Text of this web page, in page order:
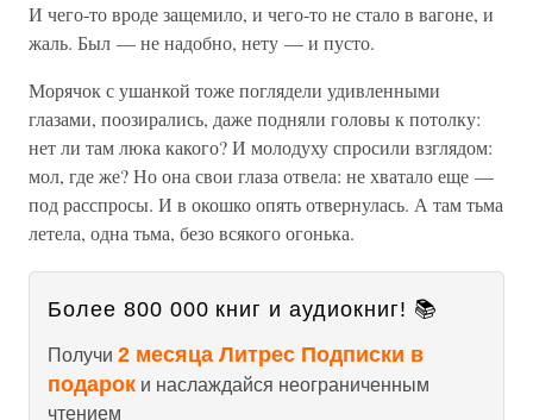
И чего-то вроде защемило, и чего-то не стало в вагоне, и
жаль. Был — не надобно, нету — и пусто.
Морячок с ушанкой тоже поглядели удивленными
глазами, поозирались, даже подняли головы к потолку:
нет ли там люка какого? И молодуху спросили взглядом:
мол, где же? Но она свои глаза отвела: не хватало еще —
под расспросы. И в окошко опять отвернулась. А там тьма
летела, одна тьма, безо всякого огонька.
Более 800 000 книг и аудиокниг! 📚
Получи 2 месяца Литрес Подписки в
подарок и наслаждайся неограниченным
чтением